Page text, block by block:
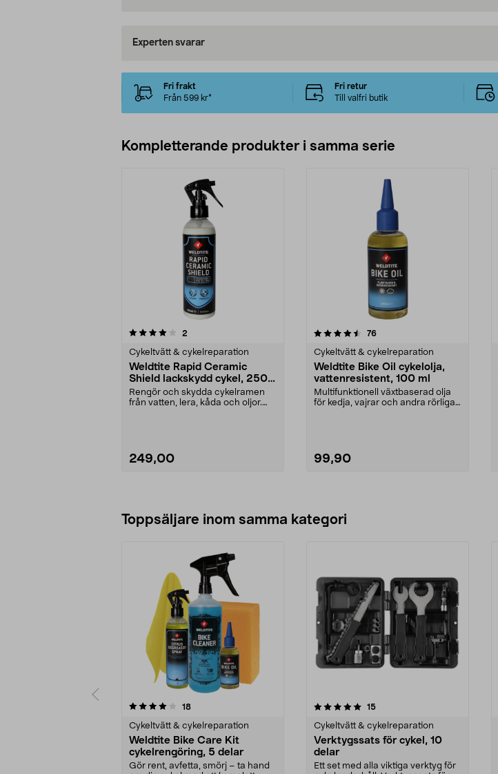
Experten svarar
Fri frakt
Från 599 kr*
Fri retur
Till valfri butik
Kompletterande produkter i samma serie
2
Cykeltvätt & cykelreparation
Weldtite Rapid Ceramic
Shield lackskydd cykel, 250
ml
Rengör och skydda cykelramen
från vatten, lera, kåda och oljor.
249,00
4.5av 5 stjärnor 76recensioner
Cykeltvätt & cykelreparation
Weldtite Bike Oil cykelolja,
vattenresistent, 100 ml
Multifunktionell växtbaserad olja
för kedja, vajrar och andra rörliga
99,90
4.0av 5 stjärnor
Toppsäljare inom samma kategori
18recensioner
Cykeltvätt & cykelreparation
Weldtite Bike Care Kit
cykelrengöring, 5 delar
Gör rent, avfetta, smörj – ta hand
5.0 av 5 stjärnor 15recensioner
Cykeltvätt & cykelreparation
Verktygssats för cykel, 10
delar
Ett set med alla viktiga verktyg för
5.0 av 5 stjärnor